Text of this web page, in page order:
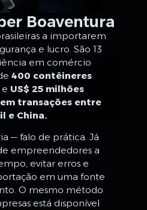
Boaventura
a importarem
e lucro. São 13
em comércio
400 contêineres
US$ 25 milhões
transações entre
e China.
— falo de prática. Já
empreendedores a
evitar erros e
em uma fonte
O mesmo método
está disponível